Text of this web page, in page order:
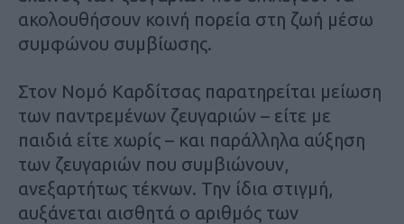
ακολουθήσουν κοινή πορεία στη ζωή μέσω
συμφώνου συμβίωσης.
Στον Νομό Καρδίτσας παρατηρείται μείωση
των παντρεμένων ζευγαριών – είτε με
παιδιά είτε χωρίς – και παράλληλα αύξηση
των ζευγαριών που συμβιώνουν,
ανεξαρτήτως τέκνων. Την ίδια στιγμή,
αυξάνεται αισθητά ο αριθμός των